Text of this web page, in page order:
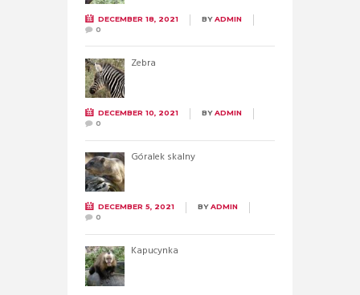
DECEMBER 18, 2021 BYADMIN
0
Zebra
DECEMBER 10, 2021 BYADMIN
0
Góralek skalny
DECEMBER 5, 2021 BYADMIN
0
Kapucynka